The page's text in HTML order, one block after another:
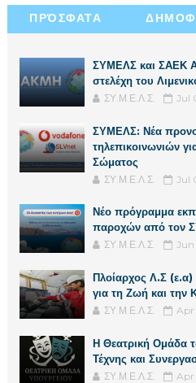
ΠΡΌΣΦΑΤΑ
ΣΥΜΕΛΣ και ΣΑΕΚ
στελέχη του
ΣΥ.Μ.Ε.Λ.Σ. Jul
ΣΥΜΕΛΣ: Νέα
τηλεπικοινωνιών
Σώματος
ΣΥ.Μ.Ε.Λ.Σ. Jul
Νέο πρόγραμμα
παροχών από τον
ΣΥ.Μ.Ε.Λ.Σ.
Πλοίαρχος Λ.Σ
για τη Ζωή και την
ΣΥ.Μ.Ε.Λ.Σ.
Η Θεατρική Ομάδα
Τέχνης και
ΣΥ.Μ.Ε.Λ.Σ. Apr